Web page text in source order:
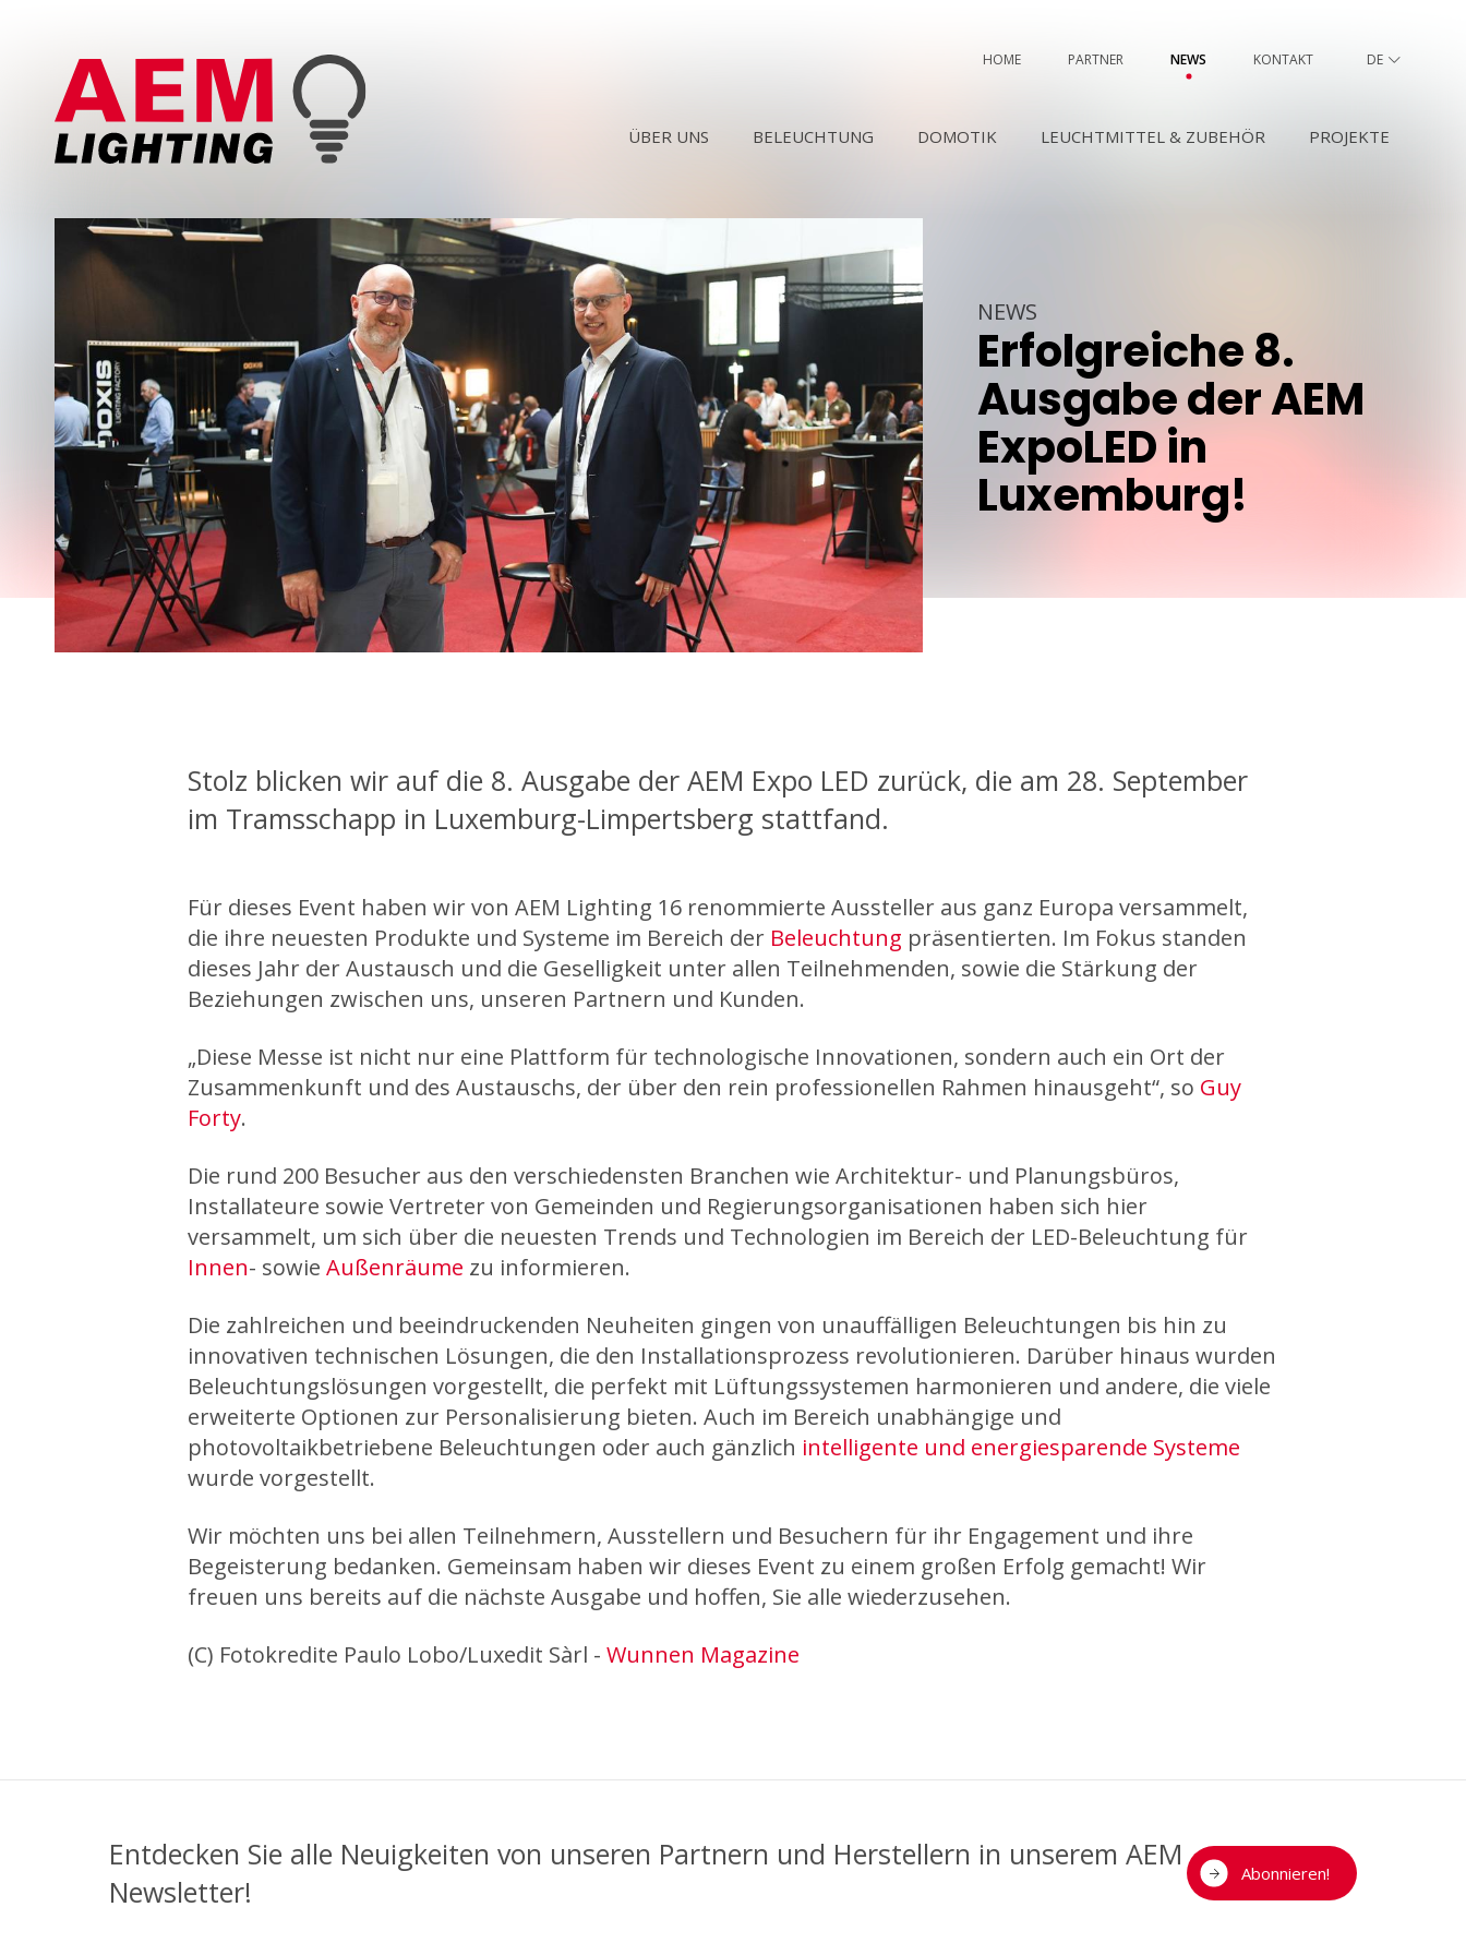
HOME PARTNER NEWS KONTAKT DE
ÜBER UNS BELEUCHTUNG DOMOTIK LEUCHTMITTEL & ZUBEHÖR PROJEKTE
NEWS
Erfolgreiche 8.
Ausgabe der AEM
ExpoLED in
Luxemburg!
Stolz blicken wir auf die 8. Ausgabe der AEM Expo LED zurück, die am 28. September
im Tramsschapp in Luxemburg-Limpertsberg stattfand.
Für dieses Event haben wir von AEM Lighting 16 renommierte Aussteller aus ganz Europa versammelt,
die ihre neuesten Produkte und Systeme im Bereich der Beleuchtung präsentierten. Im Fokus standen
dieses Jahr der Austausch und die Geselligkeit unter allen Teilnehmenden, sowie die Stärkung der
Beziehungen zwischen uns, unseren Partnern und Kunden.
„Diese Messe ist nicht nur eine Plattform für technologische Innovationen, sondern auch ein Ort der
Zusammenkunft und des Austauschs, der über den rein professionellen Rahmen hinausgeht“, so Guy
Forty.
Die rund 200 Besucher aus den verschiedensten Branchen wie Architektur- und Planungsbüros,
Installateure sowie Vertreter von Gemeinden und Regierungsorganisationen haben sich hier
versammelt, um sich über die neuesten Trends und Technologien im Bereich der LED-Beleuchtung für
Innen- sowie Außenräume zu informieren.
Die zahlreichen und beeindruckenden Neuheiten gingen von unauffälligen Beleuchtungen bis hin zu
innovativen technischen Lösungen, die den Installationsprozess revolutionieren. Darüber hinaus wurden
Beleuchtungslösungen vorgestellt, die perfekt mit Lüftungssystemen harmonieren und andere, die viele
erweiterte Optionen zur Personalisierung bieten. Auch im Bereich unabhängige und
photovoltaikbetriebene Beleuchtungen oder auch gänzlich intelligente und energiesparende Systeme
wurde vorgestellt.
Wir möchten uns bei allen Teilnehmern, Ausstellern und Besuchern für ihr Engagement und ihre
Begeisterung bedanken. Gemeinsam haben wir dieses Event zu einem großen Erfolg gemacht! Wir
freuen uns bereits auf die nächste Ausgabe und hoffen, Sie alle wiederzusehen.
(C) Fotokredite Paulo Lobo/Luxedit Sàrl - Wunnen Magazine
Entdecken Sie alle Neuigkeiten von unseren Partnern und Herstellern in unserem AEM
Newsletter!
Abonnieren!